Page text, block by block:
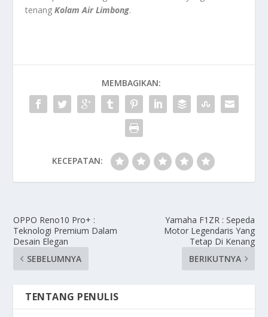
tenangKolam Air Limbong.
MEMBAGIKAN:
KECEPATAN:
OPPO Reno10 Pro+ :
Teknologi Premium Dalam
Desain Elegan
SEBELUMNYA
Yamaha F1ZR : Sepeda
Motor Legendaris Yang
Tetap Di Kenang
BERIKUTNYA
TENTANG PENULIS